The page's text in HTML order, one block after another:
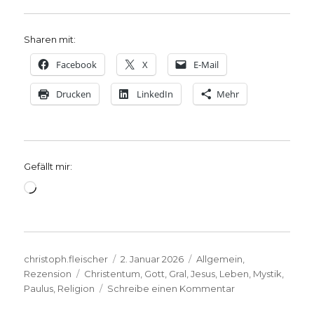
Sharen mit:
Facebook X E-Mail
Drucken LinkedIn Mehr
Gefällt mir:
Wird
Autor
christoph.fleischer
Veröffentlicht
am
2. Januar 2026 Kategorien
Allgemein
Rezension
Schlagwörter
Christentum Gott Gral ,Jesus Leben Mystik
Paulus Religion Schreibe einen Kommentarzu